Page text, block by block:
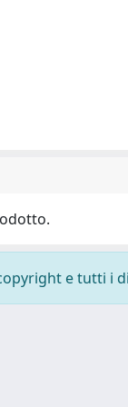
e tutti i